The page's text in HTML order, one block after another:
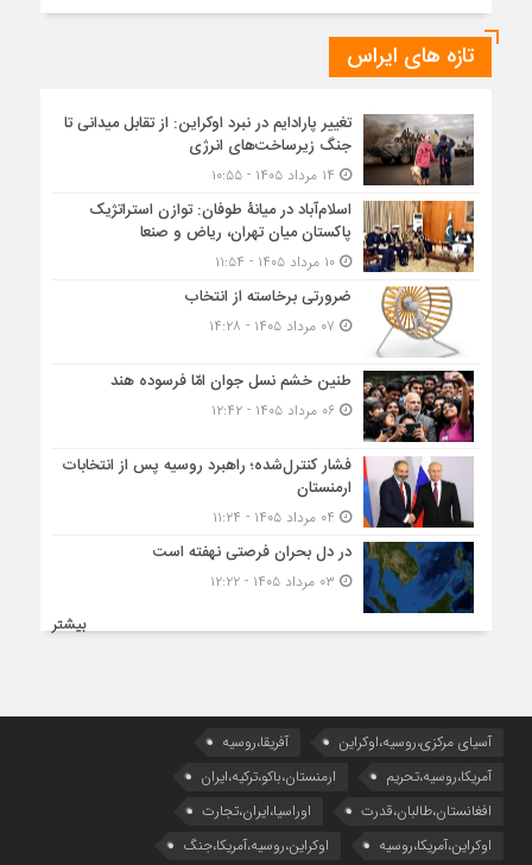
تازه های ایراس
تغییر پارادایم در نبرد اوکراین: از تقابل میدانی تا
جنگ زیرساخت‌های انرژی
اسلام‌آباد در میانۀ طوفان: توازن استراتژیک
پاکستان میان تهران، ریاض و صنعا
۱۰ مرداد ۱۴۰۵ - ۱۱:۵۴
ضرورتی برخاسته از انتخاب
طنین خشم نسل جوان امّا فرسوده هند
۰۶ مرداد ۱۴۰۵ - ۱۲:۴۲
فشار کنترل‌شده؛ راهبرد روسیه پس از انتخابات
ارمنستان
در دل بحران فرصتی نهفته است
بیشتر
آسیای مرکزی،روسیه،اوکراین
آفریقا،روسیه
آمریکا،روسیه،تحریم
ارمنستان،باکو،ترکیه،ایران
افغانستان،طالبان،قدرت
اوراسیا،ایران،تجارت
اوکراین،آمریکا،روسیه
اوکراین،روسیه،آمریکا،جنگ